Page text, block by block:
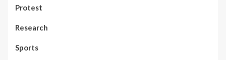
Protest
Research
Sports